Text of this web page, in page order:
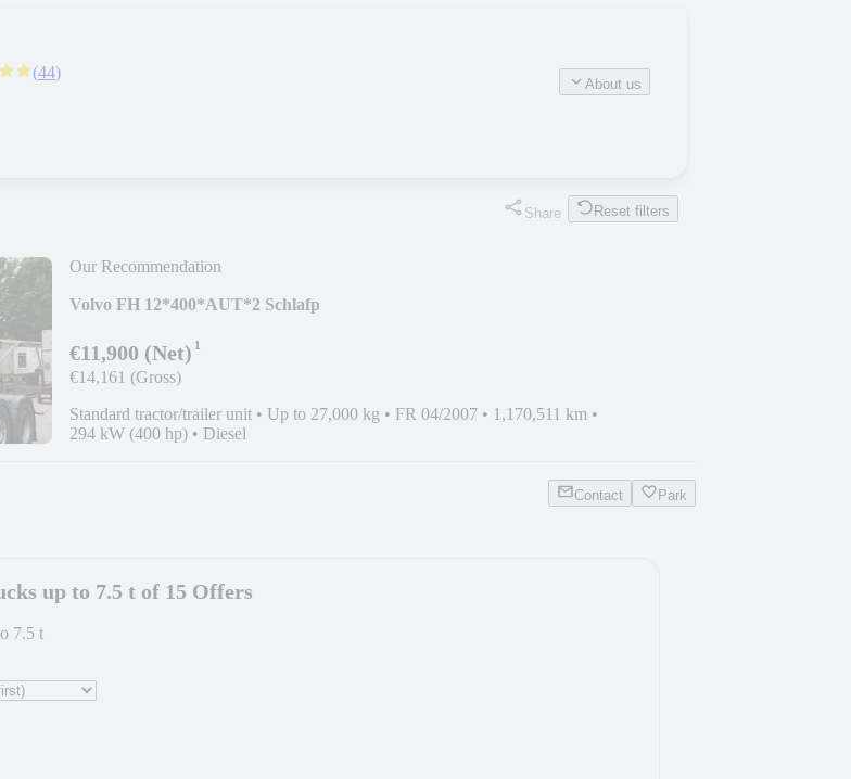
(44)
About us
Share Reset filters
Our Recommendation
Volvo FH 12*400*AUT*2 Schlafp
€11,900 (Net)¹
€14,161 (Gross)
Standard tractor/trailer unit • Up to 27,000 kg • FR 04/2007 • 1,170,511 km •
294 kW (400 hp) • Diesel
Contact Park
up to 7.5 t of 15 Offers
7.5 t